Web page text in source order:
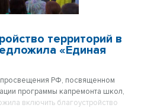
территорий в
«Единая
РФ, посвященном
программы капремонта школ,
включить благоустройство